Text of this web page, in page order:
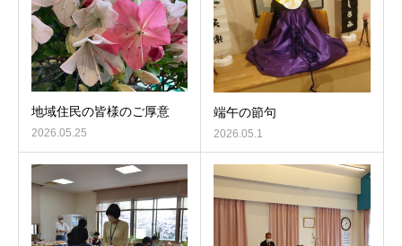
地域住民の皆様のご厚意
2026.05.25
端午の節句
2026.05.1